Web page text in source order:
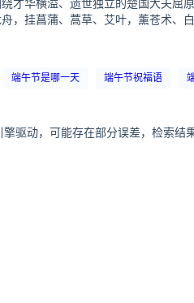
才华横溢、遗世独立的楚国大夫屈
，挂菖蒲、蒿草、艾叶，薰苍术、
端午节是哪一天 端午节祝福语
驱动，可能存在部分误差，检索结